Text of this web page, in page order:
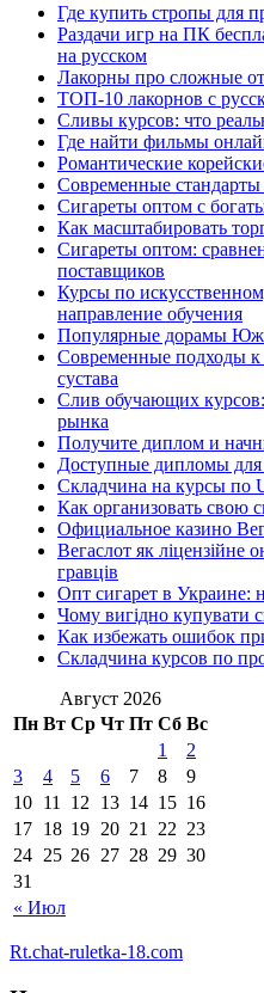
Где купить стропы для
Раздачи игр на ПК
на русском
Лакорны про сложные
ТОП-10 лакорнов с
Сливы курсов: что
Где найти фильмы
Романтические
Современные стандарты
Сигареты оптом с
Как масштабировать
Сигареты оптом:
поставщиков
Курсы по
направление обучения
Популярные дорамы
Современные подходы к
сустава
Слив обучающих
рынка
Получите диплом и
Доступные дипломы для
Складчина на курсы по
Как организовать свою
Официальное казино
Вегаслот як ліцензійне
гравців
Опт сигарет в Украине:
Чому вигідно купувати
Как избежать ошибок
Складчина курсов по
Август 2026
Пн Вт Ср Чт Пт Сб Вс
« Июл
1
2
3
4 5 6 7 8
9
10 11 12 13 14 15 16
17 18 19 20 21 22 23
24 25 26 27 28 29 30
31
Rt.chat-ruletka-18.com